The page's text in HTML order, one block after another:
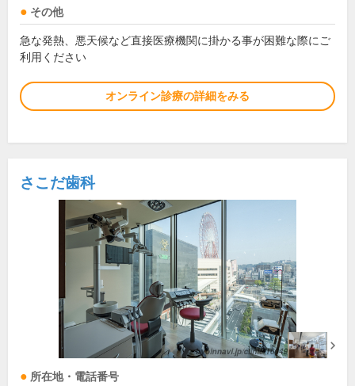
その他
急な発熱、悪天候など直接医療機関に掛かる事が困難な際にご
利用ください
オンライン診療の詳細をみる
さこだ歯科
所在地・電話番号